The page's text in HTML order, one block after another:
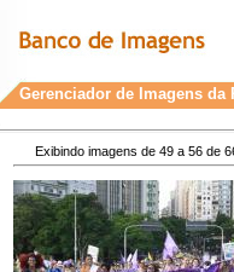
Gerenciador de Imagens da
Exibindo imagens de 49 a 56 de